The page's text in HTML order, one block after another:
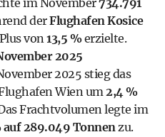
im November734.791
derFlughafen Kosice
von13,5 %erzielte.
2025
2025 stieg das
Wien um2,4 %
Frachtvolumen legte im
auf 289.049 Tonnenzu.